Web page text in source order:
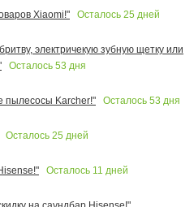
Xiaomi!"
Осталось 25 дней
электричекую зубную щетку или
Осталось 53 дня
пылесосы Karcher!"
Осталось 53 дня
Осталось 25 дней
Осталось 11 дней